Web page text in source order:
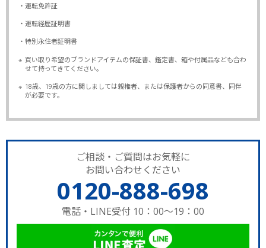
・運転免許証
・運転経歴証明書
・特別永住者証明書
※ 買い取り希望のブランドアイテムの保証書、鑑定書、箱や付属品なども合わ
せて持ってきてください。
※ 18歳、19歳の方に関しましては親権者、または保護者からの同意書、同伴
が必要です。
ご相談・ご質問はお気軽に
お問い合わせください
0120-888-698
電話・LINE受付 10：00～19：00